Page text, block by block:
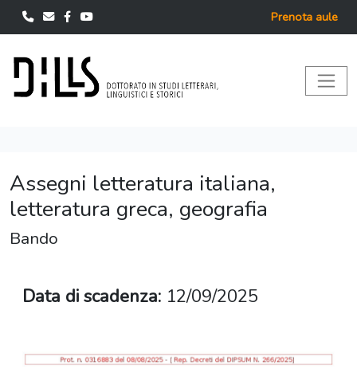
Prenota aule
Assegni letteratura italiana,
letteratura greca, geografia
Bando
Data di scadenza: 12/09/2025